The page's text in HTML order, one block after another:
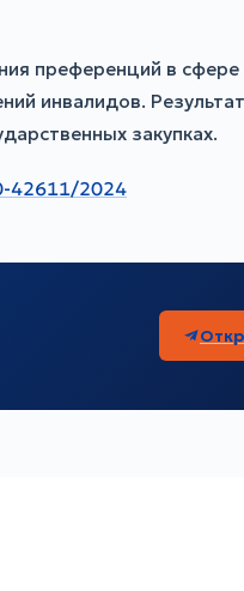
преференций в сфере
инвалидов.
закупках.
42611/2024